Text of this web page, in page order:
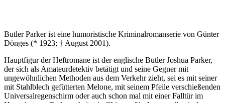
Butler Parker ist eine humoristische Kriminalromanserie von Günter
Dönges (* 1923; † August 2001).
Hauptfigur der Heftromane ist der englische Butler Joshua Parker,
der sich als Amateurdetektiv betätigt und seine Gegner mit
ungewöhnlichen Methoden aus dem Verkehr zieht, sei es mit seiner
mit Stahlblech gefütterten Melone, mit seinem Pfeile verschießenden
Universalregenschirm oder auch schon mal mit einer Falltür im